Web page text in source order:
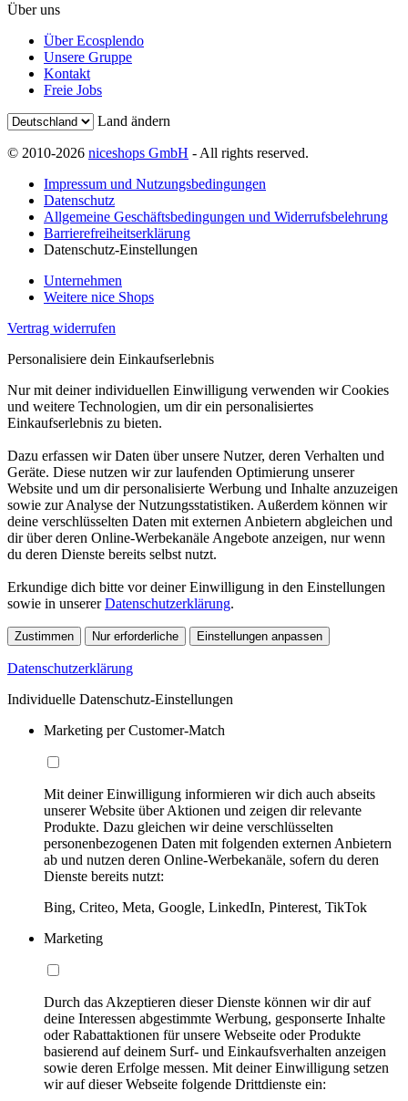
Über uns
Über Ecosplendo
Unsere Gruppe
Kontakt
Freie Jobs
Land ändern
© 2010-2026 niceshops GmbH - All rights reserved.
Impressum und Nutzungsbedingungen
Datenschutz
Allgemeine Geschäftsbedingungen und Widerrufsbelehrung
Barrierefreiheitserklärung
Datenschutz-Einstellungen
Unternehmen
Weitere nice Shops
Vertrag widerrufen
Personalisiere dein Einkaufserlebnis
Nur mit deiner individuellen Einwilligung verwenden wir Cookies
und weitere Technologien, um dir ein personalisiertes
Einkaufserlebnis zu bieten.
Dazu erfassen wir Daten über unsere Nutzer, deren Verhalten und
Geräte. Diese nutzen wir zur laufenden Optimierung unserer
Website und um dir personalisierte Werbung und Inhalte anzuzeigen
sowie zur Analyse der Nutzungsstatistiken. Außerdem können wir
deine verschlüsselten Daten mit externen Anbietern abgleichen und
dir über deren Online-Werbekanäle Angebote anzeigen, nur wenn
du deren Dienste bereits selbst nutzt.
Erkundige dich bitte vor deiner Einwilligung in den Einstellungen
sowie in unsererDatenschutzerklärung.
Zustimmen Nur erforderliche Einstellungen anpassen
Datenschutzerklärung
Individuelle Datenschutz-Einstellungen
Marketing per Customer-Match
Mit deiner Einwilligung informieren wir dich auch abseits
unserer Website über Aktionen und zeigen dir relevante
Produkte. Dazu gleichen wir deine verschlüsselten
personenbezogenen Daten mit folgenden externen Anbietern
ab und nutzen deren Online-Werbekanäle, sofern du deren
Dienste bereits nutzt:
Bing, Criteo, Meta, Google, LinkedIn, Pinterest, TikTok
Marketing
Durch das Akzeptieren dieser Dienste können wir dir auf
deine Interessen abgestimmte Werbung, gesponserte Inhalte
oder Rabattaktionen für unsere Webseite oder Produkte
basierend auf deinem Surf- und Einkaufsverhalten anzeigen
sowie deren Erfolge messen. Mit deiner Einwilligung setzen
wir auf dieser Webseite folgende Drittdienste ein: